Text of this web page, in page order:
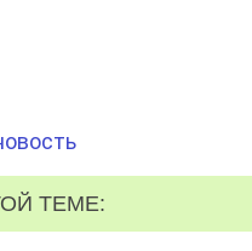
ТЕМЕ: